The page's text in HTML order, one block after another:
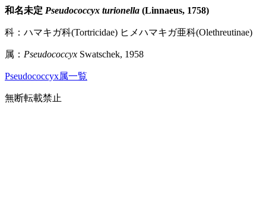
和名未定 Pseudococcyx turionella (Linnaeus, 1758)
科：ハマキガ科(Tortricidae) ヒメハマキガ亜科(Olethreutinae)
属： Pseudococcyx Swatschek, 1958
Pseudococcyx属一覧
無断転載禁止